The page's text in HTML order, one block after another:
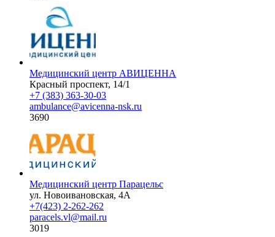
Медицинский центр АВИЦЕННА
Красный проспект, 14/1
+7 (383) 363-30-03
ambulance@avicenna-nsk.ru
3690
Медицинский центр Парацельс
ул. Новоивановская, 4А
+7(423) 2-262-262
paracels.vl@mail.ru
3019